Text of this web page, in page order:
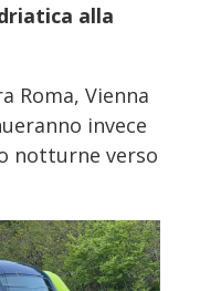
alla
Roma, Vienna
invece
notturne verso